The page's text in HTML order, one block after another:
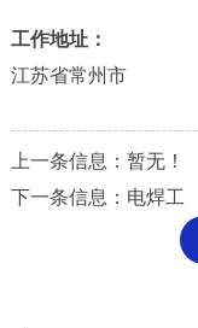
工作地址：
江苏省常州市
上一条信息：暂无！
下一条信息： 电焊工